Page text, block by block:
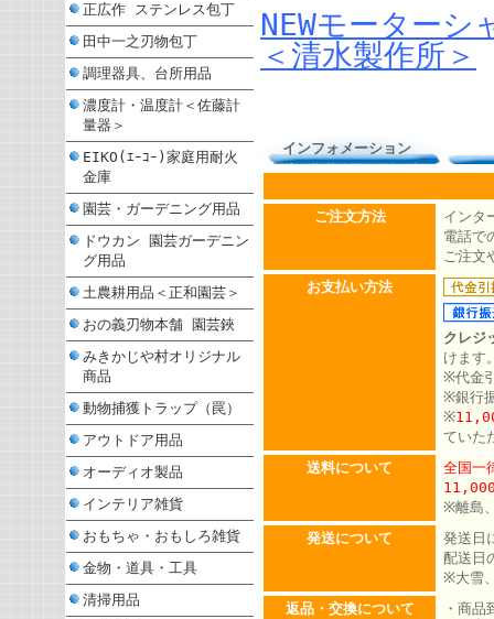
正広作 ステンレス包丁
田中一之刃物包丁
調理器具、台所用品
濃度計・温度計＜佐藤計
量器＞
EIKO(ｴｰｺｰ)家庭用耐火
金庫
園芸・ガーデニング用品
ドウカン 園芸ガーデニン
グ用品
土農耕用品＜正和園芸＞
おの義刃物本舗 園芸鋏
みきかじや村オリジナル
商品
動物捕獲トラップ（罠）
アウトドア用品
オーディオ製品
インテリア雑貨
おもちゃ・おもしろ雑貨
金物・道具・工具
清掃用品
NEWモーターシ
＜清水製作所＞
インフォメーション
ご注文方法
インタ
電話で
ご注文
お支払い方法
クレジ
けます
※代金
※銀行
※
ていた
送料について
全国一
※離島
発送について
発送日
配送日
※大雪
返品・交換について
・商